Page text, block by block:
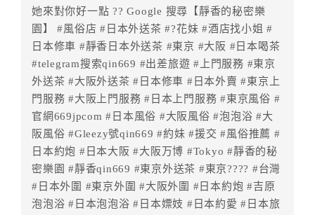
她來對你好一點 ?? Google 搜尋【靜香的秘密樂
園】 #風俗店 #日本外送茶 #?花妹 #酒店找小姐 #
日本修車 #靜香日本外送茶 #東京 #大阪 #日本喝茶
#telegram搜索qin669 #出差旅遊 #上門服務 #東京
外送茶 #大阪外送茶 #日本修車 #日本外賣 #東京上
門服務 #大阪上門服務 #日本上門服務 #東京風俗 #
官網669jpcom #日本風俗 #大阪風俗 #泡泡浴 #大
阪風俗 #Gleezy號qin669 #約妹 #援交 #風俗推薦 #
日本約炮 #日本大阪 #大阪万博 #Tokyo #靜香的秘
密樂園 #靜香qin669 #東京外送茶 #東京???? #台灣
#日本外圍 #東京外圍 #大阪外圍 #日本約炮 #吉原
泡泡浴 #日本泡泡浴 #日本嫖妓 #日本約愛 #日本旅